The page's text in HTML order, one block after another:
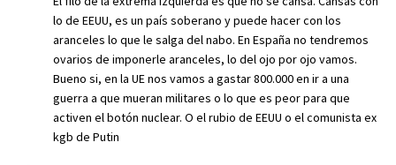
lo de EEUU, es un país soberano y puede hacer con los
aranceles lo que le salga del nabo. En España no tendremos
ovarios de imponerle aranceles, lo del ojo por ojo vamos.
Bueno si, en la UE nos vamos a gastar 800.000 en ir a una
guerra a que mueran militares o lo que es peor para que
activen el botón nuclear. O el rubio de EEUU o el comunista ex
kgb de Putin